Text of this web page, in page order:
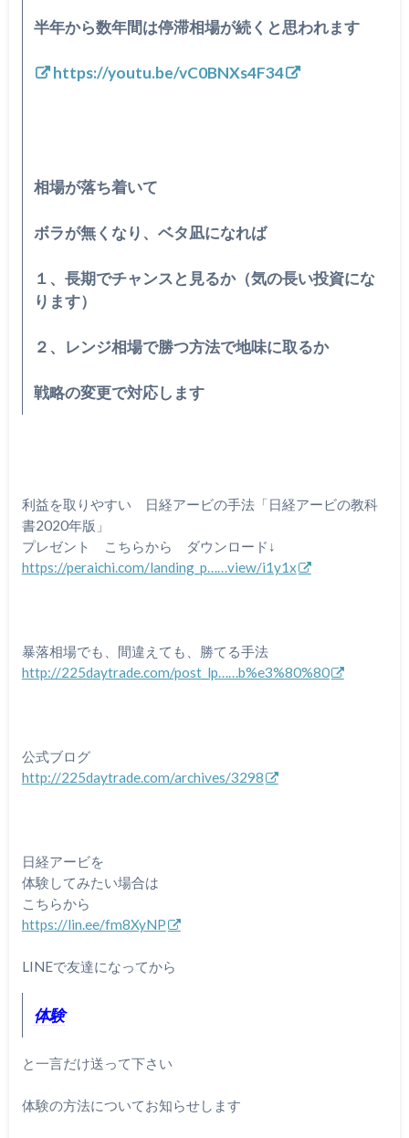
半年から数年間は停滞相場が続くと思われます
https://youtu.be/vC0BNXs4F34
相場が落ち着いて
ボラが無くなり、ベタ凪になれば
１、長期でチャンスと見るか（気の長い投資にな
ります）
２、レンジ相場で勝つ方法で地味に取るか
戦略の変更で対応します
利益を取りやすい 日経アービの手法「日経アービの教科
書2020年版」
プレゼント こちらから ダウンロード↓
https://peraichi.com/landing_p……view/i1y1x
暴落相場でも、間違えても、勝てる手法
http://225daytrade.com/post_lp……b%e3%80%80
公式ブログ
http://225daytrade.com/archives/3298
日経アービを
体験してみたい場合は
こちらから
https://lin.ee/fm8XyNP
LINEで友達になってから
体験
と一言だけ送って下さい
体験の方法についてお知らせします